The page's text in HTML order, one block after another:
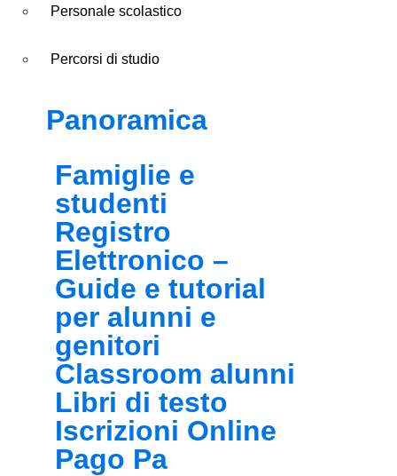
Personale scolastico
Percorsi di studio
Panoramica
Famiglie e
studenti
Registro
Elettronico –
Guide e tutorial
per alunni e
genitori
Classroom alunni
Libri di testo
Iscrizioni Online
Pago Pa